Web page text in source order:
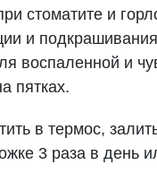
стоматите и
и
воспаленной и
пятках.
в термос,
3 раза в день